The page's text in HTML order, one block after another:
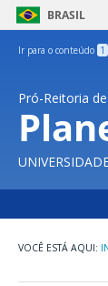
BRASIL
Ir para o conteúdo 1
Pró-Reitoria de